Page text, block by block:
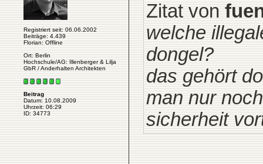
Registriert seit: 06.06.2002
Beiträge: 4.439
Florian: Offline
Ort: Berlin
Hochschule/AG: Illenberger & Lilja
GbR / Anderhalten Architekten
Beitrag
Datum: 10.08.2009
Uhrzeit: 06:29
ID: 34773
Zitat von
welche
dongel?
das gehört
man nur
sicherheit